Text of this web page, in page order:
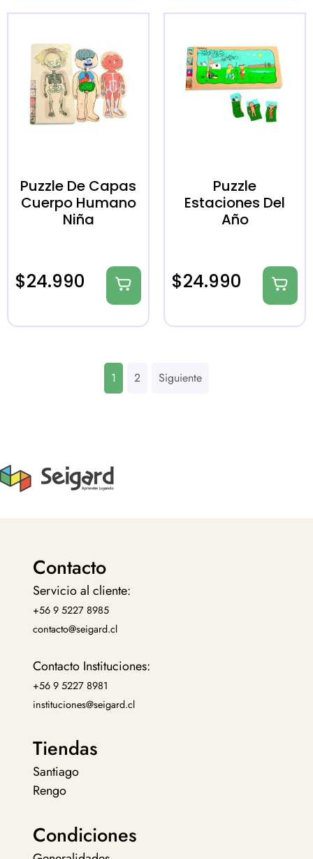
Puzzle De Capas
Cuerpo Humano
Niña
$24.990
Puzzle
Estaciones Del
Año
$24.990
1 2 Siguiente
Contacto
Servicio al cliente:
+56 9 5227 8985
contacto@seigard.cl
Contacto Instituciones:
+56 9 5227 8981
instituciones@seigard.cl
Tiendas
Santiago
Rengo
Condiciones